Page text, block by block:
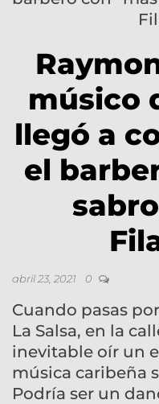
músico
llegó a
el
abril 23, 2021 0
Cuando pasas
La Salsa, en la
inevitable oír un
música caribeña
Podría ser un